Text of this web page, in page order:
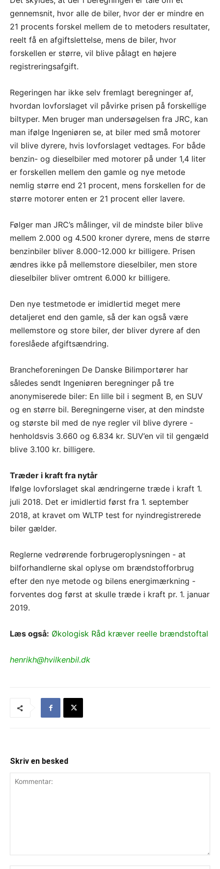
gennemsnit, hvor alle de biler, hvor der er mindre en
21 procents forskel mellem de to metoders resultater,
reelt få en afgiftslettelse, mens de biler, hvor
forskellen er større, vil blive pålagt en højere
registreringsafgift.
Regeringen har ikke selv fremlagt beregninger af,
hvordan lovforslaget vil påvirke prisen på forskellige
biltyper. Men bruger man undersøgelsen fra JRC, kan
man ifølge Ingeniøren se, at biler med små motorer
vil blive dyrere, hvis lovforslaget vedtages. For både
benzin- og dieselbiler med motorer på under 1,4 liter
er forskellen mellem den gamle og nye metode
nemlig større end 21 procent, mens forskellen for de
større motorer enten er 21 procent eller lavere.
Følger man JRC’s målinger, vil de mindste biler blive
mellem 2.000 og 4.500 kroner dyrere, mens de større
benzinbiler bliver 8.000-12.000 kr billigere. Prisen
ændres ikke på mellemstore dieselbiler, men store
dieselbiler bliver omtrent 6.000 kr billigere.
Den nye testmetode er imidlertid meget mere
detaljeret end den gamle, så der kan også være
mellemstore og store biler, der bliver dyrere af den
foreslåede afgiftsændring.
Brancheforeningen De Danske Bilimportører har
således sendt Ingeniøren beregninger på tre
anonymiserede biler: En lille bil i segment B, en SUV
og en større bil. Beregningerne viser, at den mindste
og største bil med de nye regler vil blive dyrere -
henholdsvis 3.660 og 6.834 kr. SUV’en vil til gengæld
blive 3.100 kr. billigere.
Træder i kraft fra nytår
Ifølge lovforslaget skal ændringerne træde i kraft 1.
juli 2018. Det er imidlertid først fra 1. september
2018, at kravet om WLTP test for nyindregistrerede
biler gælder.
Reglerne vedrørende forbrugeroplysningen - at
bilforhandlerne skal oplyse om brændstofforbrug
efter den nye metode og bilens energimærkning -
forventes dog først at skulle træde i kraft pr. 1. januar
2019.
Læs også: Økologisk Råd kræver reelle brændstoftal
henrikh@hvilkenbil.dk
Skriv en besked